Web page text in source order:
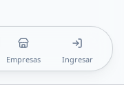
Empresas Ingresar